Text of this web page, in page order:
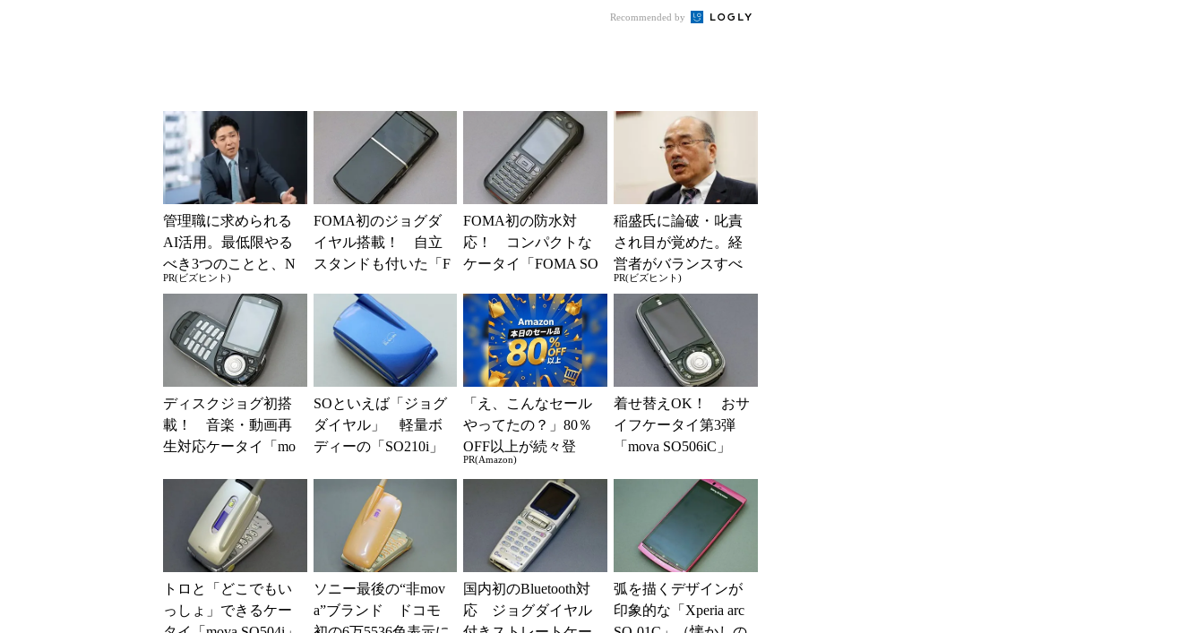
Recommended by
管理職に求められる
AI活用。最低限やる
べき3つのことと、N
Gな自己認識
PR(ビズヒント)
FOMA初のジョグダ
イヤル搭載！ 自立
スタンドも付いた「F
しのケータイ）
FOMA初の防水対
応！ コンパクトな
ケータイ「FOMA SO
のケータイ）
稲盛氏に論破・叱責
され目が覚めた。経
営者がバランスすべ
き2つの背反
PR(ビズヒント)
ディスクジョグ初搭
載！ 音楽・動画再
生対応ケータイ「mo
しのケータイ）
SOといえば「ジョグ
ダイヤル」 軽量ボ
ディーの「SO210i」
「え、こんなセール
やってたの？」80％
OFF以上が続々登
場！Amazonの本気が
PR(Amazon)
着せ替えOK！ おサ
イフケータイ第3弾
「mova SO506iC」
トロと「どこでもい
っしょ」できるケー
ソニー最後の“非mov
a”ブランド ドコモ
国内初のBluetooth対
応 ジョグダイヤル
弧を描くデザインが
印象的な「Xperia arc